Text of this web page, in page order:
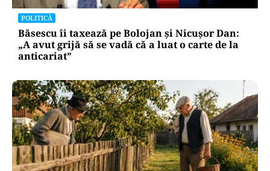
POLITICĂ
Băsescu îi taxează pe Bolojan și Nicușor Dan:
„A avut grijă să se vadă că a luat o carte de la
anticariat”